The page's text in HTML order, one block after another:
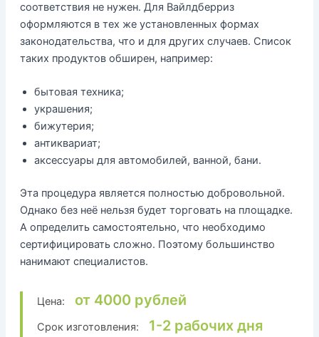
соответствия не нужен. Для Вайлдберриз
оформляются в тех же установленных формах
законодательства, что и для других случаев. Список
таких продуктов обширен, например:
бытовая техника;
украшения;
бижутерия;
антиквариат;
аксессуары для автомобилей, ванной, бани.
Эта процедура является полностью добровольной.
Однако без неё нельзя будет торговать на площадке.
А определить самостоятельно, что необходимо
сертифицировать сложно. Поэтому большинство
нанимают специалистов.
Цена: от 4000 рублей
Срок изготовления: 1-2 рабочих дня